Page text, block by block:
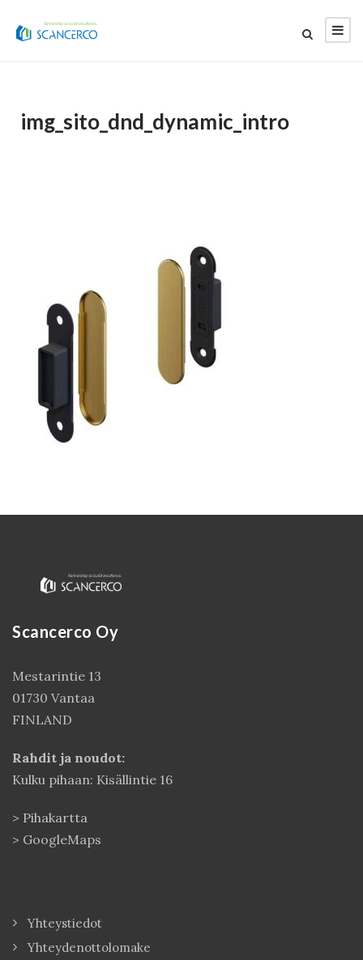
img_sito_dnd_dynamic_intro
Scancerco Oy
Mestarintie 13
01730 Vantaa
FINLAND
Rahdit ja noudot:
Kulku pihaan: Kisällintie 16
> Pihakartta
> GoogleMaps
Yhteystiedot
Yhteydenottolomake